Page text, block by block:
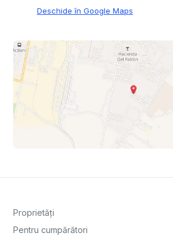
Deschide în Google Maps
Proprietăți
Pentru cumpărători